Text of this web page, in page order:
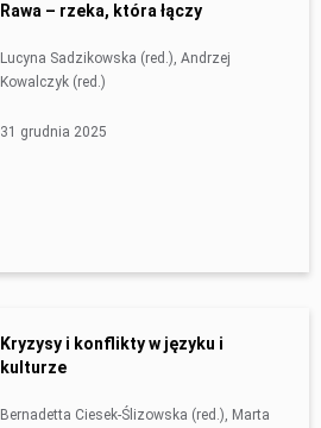
Rawa – rzeka, która łączy
Lucyna Sadzikowska (red.), Andrzej
Kowalczyk (red.)
31 grudnia 2025
Kryzysy i konflikty w języku i
kulturze
Bernadetta Ciesek-Ślizowska (red.), Marta